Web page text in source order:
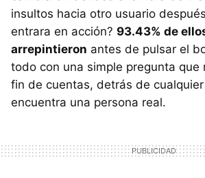
insultos hacia otro usuario
entrara en acción? 93.43% de
arrepintieron antes de pulsar el
todo con una simple pregunta que
fin de cuentas, detrás de
encuentra una persona real.